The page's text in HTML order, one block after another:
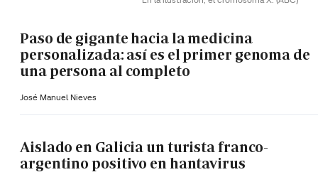
Paso de gigante hacia la medicina
personalizada: así es el primer genoma de
una persona al completo
José Manuel Nieves
Aislado en Galicia un turista franco-
argentino positivo en hantavirus